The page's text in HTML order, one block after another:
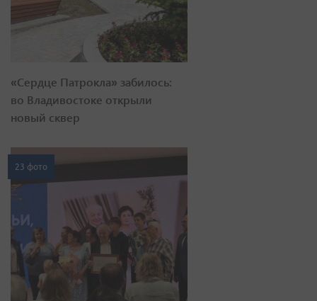
«Сердце Патрокла» забилось:
во Владивостоке открыли
новый сквер
23 фото